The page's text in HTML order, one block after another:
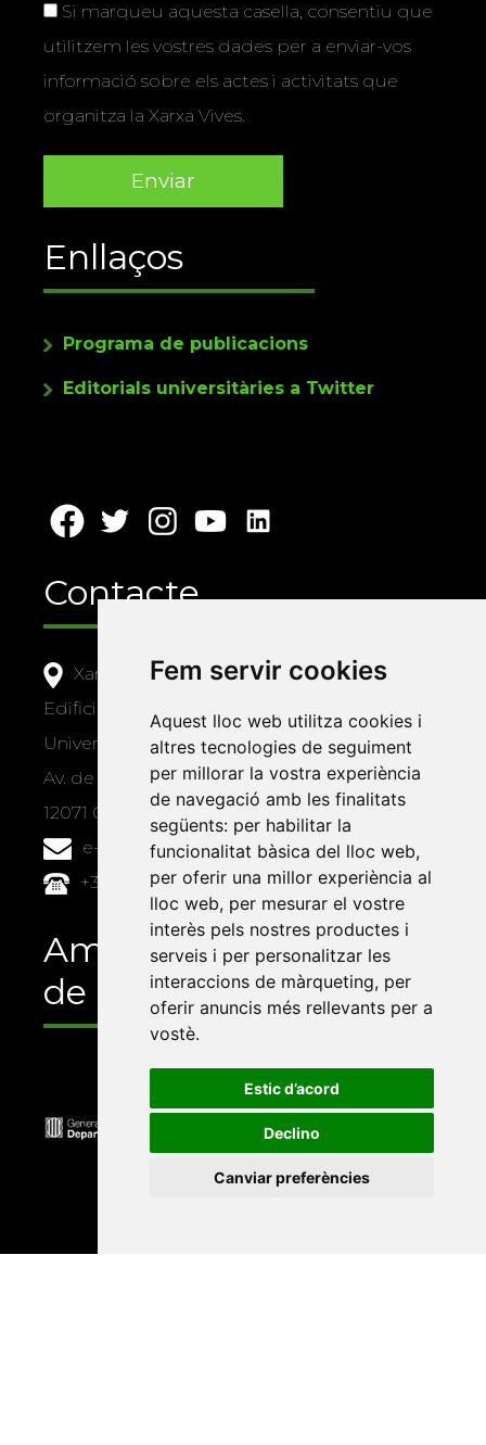
Fem servir cookies
Aquest lloc web utilitza cookies i
altres tecnologies de seguiment
per millorar la vostra experiència
de navegació amb les finalitats
següents: per habilitar la
funcionalitat bàsica del lloc web,
per oferir una millor experiència al
lloc web, per mesurar el vostre
interès pels nostres productes i
serveis i per personalitzar les
interaccions de màrqueting, per
oferir anuncis més rellevants per a
vostè.
Estic d’acord
Declino
Canviar preferències
Si marqueu aquesta casella, consentiu que
utilitzem les vostres dades per a enviar-vos
informació sobre els actes i activitats que
organitza la Xarxa Vives.
Enllaços
Programa de publicacions
Editorials universitàries a Twitter
Contacte
Xarxa Vives d'Universitats
Edifici Àgora
Universitat Jaume I, local 10
Av. de Vicent Sos Baynat, s/n
12071 Castelló de la Plana
e-buc@vives.org
+34 964 72 89 93
Amb el suport
de